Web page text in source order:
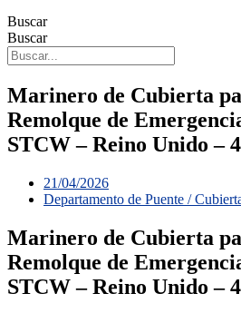
Buscar
Buscar
Marinero de Cubierta
Remolque de
STCW – Reino Unido –
21/04/2026
Departamento de Puente /
Marinero de Cubierta
Remolque de
STCW – Reino Unido –